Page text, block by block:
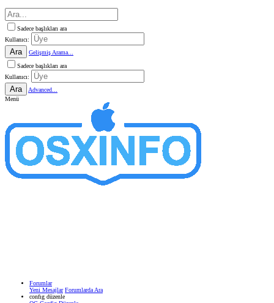
Sadece başlıkları ara
Kullanıcı:
Ara
Gelişmiş Arama...
Sadece başlıkları ara
Kullanıcı:
Ara
Advanced...
Menü
Forumlar
Yeni Mesajlar Forumlarda Ara
confıg düzenle